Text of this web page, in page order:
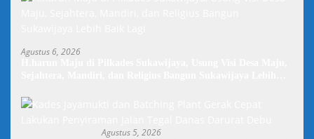
Agustus 6, 2026
Agustus 5, 2026